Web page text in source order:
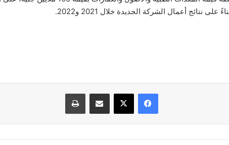
نتائج أعمال الشركة الجديدة خلال 2021 و2022.
فيسبوك ‫X مشاركة عبر البريد طباعة